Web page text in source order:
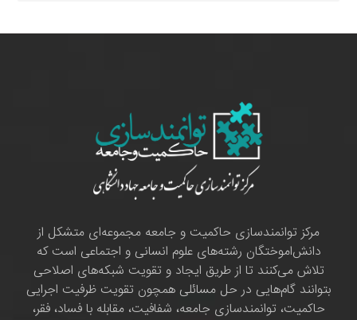
مرکز توانمندسازی حاکمیت و جامعه مجموعه‌ای متشکل از
دانش‌اموختگان رشته‌های علوم انسانی و اجتماعی است که
تلاش می‌کنند تا از طریق ایجاد و تقویت شبکه‌های اصلاحی
بتوانند گام‌هایی در حل مسائلی همچون تقویت ظرفیت اجرایی
حاکمیت، توانمندسازی جامعه، شفافیت، مقابله با فساد، فقر،